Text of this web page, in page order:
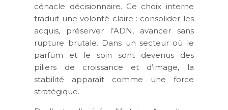
cénacle décisionnaire. Ce choix interne
traduit une volonté claire : consolider les
acquis, préserver l’ADN, avancer sans
rupture brutale. Dans un secteur où le
parfum et le soin sont devenus des
piliers de croissance et d’image, la
stabilité apparaît comme une force
stratégique.